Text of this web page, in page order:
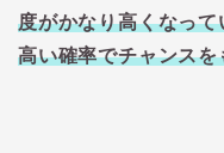
度がかなり高くなっ
高い確率でチャンスを